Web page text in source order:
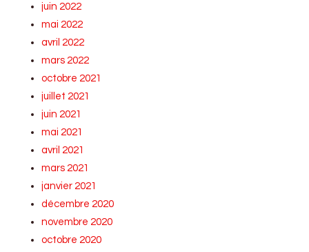
juin 2022
mai 2022
avril 2022
mars 2022
octobre 2021
juillet 2021
juin 2021
mai 2021
avril 2021
mars 2021
janvier 2021
décembre 2020
novembre 2020
octobre 2020